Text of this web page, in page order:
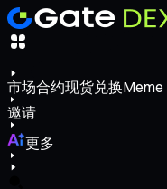
市场合约现货兑换Meme
邀请
更多